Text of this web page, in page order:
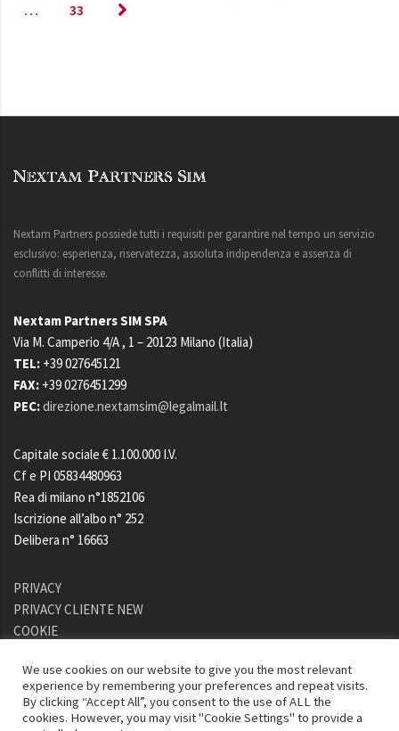
…
33
Nextam Partners possiede tutti i requisiti per garantire nel tempo un servizio
esclusivo: esperienza, riservatezza, assoluta indipendenza e assenza di
conflitti di interesse.
Nextam Partners SIM SPA
Via M. Camperio 4/A, 1 – 20123 Milano (Italia)
TEL: +39 027645121
FAX: +39 0276451299
PEC:direzione.nextamsim@legalmail.It
Capitale sociale € 1.100.000 I.V.
Cf e PI 05834480963
Rea di milano n°1852106
Iscrizione all’albo n° 252
Delibera n° 16663
PRIVACY
PRIVACY CLIENTE NEW
COOKIE
ESG
We use cookies on our website to give you the most relevant
experience by remembering your preferences and repeat visits.
By clicking “Accept All”, you consent to the use of ALL the
cookies. However, you may visit "Cookie Settings" to provide a